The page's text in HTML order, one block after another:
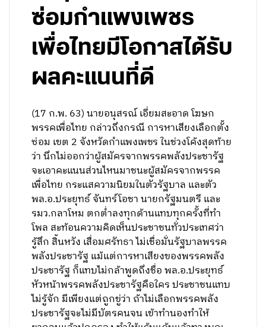
ซ่อมกำแพงเพชร
เพื่อไทยมีโอกาสได้รับ
ผลคะแนนที่ดี
(17 ก.พ. 63) นายอนุสรณ์ เอี่ยมสะอาด โฆษก
พรรคเพื่อไทย กล่าวถึงกรณี การหาเสียงเลือกตั้ง
ซ่อม เขต 2 จังหวัดกำแพงเพชร ในช่วงโค้งสุดท้าย
ว่า นึกไม่ออกว่าผู้สมัครจากพรรคพลังประชารัฐ
จะเอาคะแนนส่วนไหนมาชนะผู้สมัครจากพรรค
เพื่อไทย กระแสความนิยมในตัวรัฐบาล และตัว
พล.อ.ประยุทธ์ จันทร์โอชา นายกรัฐมนตรี และ
รมว.กลาโหม ตกต่ำลงทุกด้านแทบทุกครั้งที่ทำ
โพล สะท้อนความคิดเห็นประชาชนทั่วประเทศว่า
รู้สึก สิ้นหวัง เสื่อมศรัทธา ไม่เชื่อมั่นรัฐบาลพรรค
พลังประชารัฐ แม้แต่การหาเสียงของพรรคพลัง
ประชารัฐ ก็แทบไม่กล้าพูดถึงชื่อ พล.อ.ประยุทธ์
หัวหน้าพรรคพลังประชารัฐคือใคร ประชาชนแทบ
ไม่รู้จัก มีเพียงแต่ถูกขู่ว่า ถ้าไม่เลือกพรรคพลัง
ประชารัฐจะไม่มีบัตรคนจน เข้าทำนองทำให้